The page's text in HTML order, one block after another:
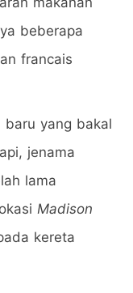
beberapa
francais
baru yang bakal
jenama
lama
Madison
kereta